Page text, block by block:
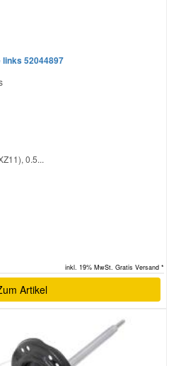
52044897
0.5...
inkl. 19% MwSt. Gratis Versand *
Artikel